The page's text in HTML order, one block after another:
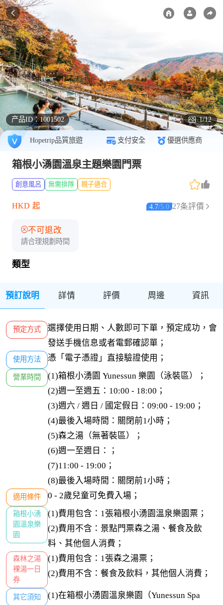
产品ID：1001502 1/12
Hopetrip品質旅遊 支付安全 優選供應商
箱根小湧園溫泉主題樂園門票
創意風呂 無需排隊 親子適合
HKD 起 4.7/5.0 27条評價
不可退改
請合理規劃時間
類型
預訂說明 詳情 評價 周邊 資訊
預定方式
選擇使用日期、人數即可下單，預定成功，會
發送手機信息或者電郵確認單；
使用方法 憑「電子憑證」直接驗證使用；
營業時間
(1)箱根小湧園 Yunessun 樂園（泳裝區）；
(2)週一至週五：10:00 - 18:00；
(3)週六 / 週日 / 國定假日：09:00 - 19:00；
(4)最後入場時間：關閉前1小時；
(5)森之湯（無著裝區）；
(6)週一至週日：；
(7)11:00 - 19:00；
(8)最後入場時間：關閉前1小時；
適用條件 0 - 2歲兒童可免費入場；
箱根小湧
園溫泉樂
園
(1)費用包含：1張箱根小湧園溫泉樂園票；
(2)費用不含：景點門票森之湯、餐食及飲
料、其他個人消費；
森林之湯
裸湯一日
券
(1)費用包含：1張森之湯票；
(2)費用不含：餐食及飲料，其他個人消費；
其它須知
(1)在箱根小湧園溫泉樂園（Yunessun Spa